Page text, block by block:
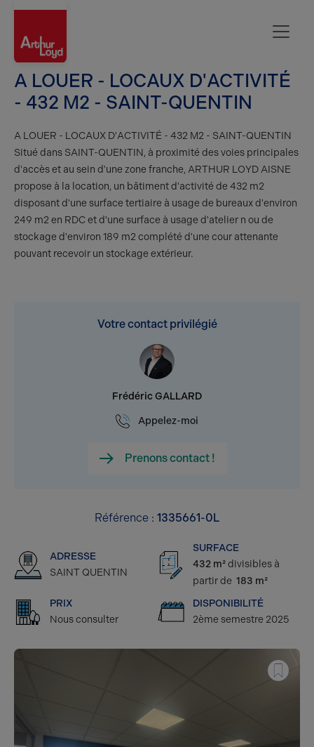
A LOUER - LOCAUX D'ACTIVITÉ
- 432 M2 - SAINT-QUENTIN
A LOUER - LOCAUX D'ACTIVITÉ - 432 M2 - SAINT-QUENTIN
Situé dans SAINT-QUENTIN, à proximité des voies principales
d'accès et au sein d'une zone franche, ARTHUR LOYD AISNE
propose à la location, un bâtiment d'activité de 432 m2
disposant d'une surface tertiaire à usage de bureaux d'environ
249 m2 en RDC et d'une surface à usage d'atelier n ou de
stockage d'environ 189 m2 complété d'une cour attenante
pouvant recevoir un stockage extérieur.
Votre contact privilégié
Frédéric GALLARD
Appelez-moi
Prenons contact !
Référence : 1335661-0L
ADRESSE
SAINT QUENTIN
SURFACE
432 m²divisibles à
partir de 183 m²
PRIX
Nous consulter
DISPONIBILITÉ
2ème semestre 2025